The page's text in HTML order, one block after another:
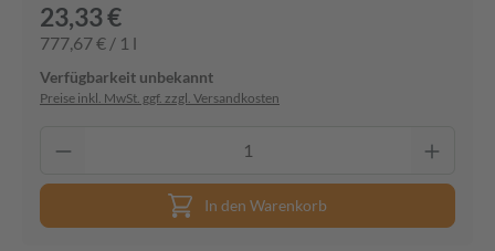
23,33 €
777,67 € / 1 l
Verfügbarkeit unbekannt
Preise inkl. MwSt. ggf. zzgl. Versandkosten
In den Warenkorb